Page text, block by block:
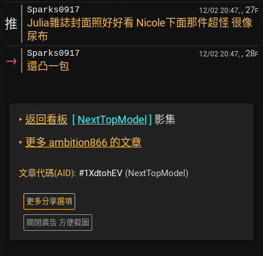
推
Sparks0917 12/02 20:47, , 27F
Julia雜誌封面照好好看 Nicole下面那件超怪 很像
尿布
→ Sparks0917 12/02 20:47, , 28F
還凸一包
‣ 返回看板 [ NextTopModel ] 影集
‣ 更多 ambition866 的文章
文章代碼(AID): #1XdtohEV (NextTopModel)
更多分享選項
關閉廣告 方便截圖